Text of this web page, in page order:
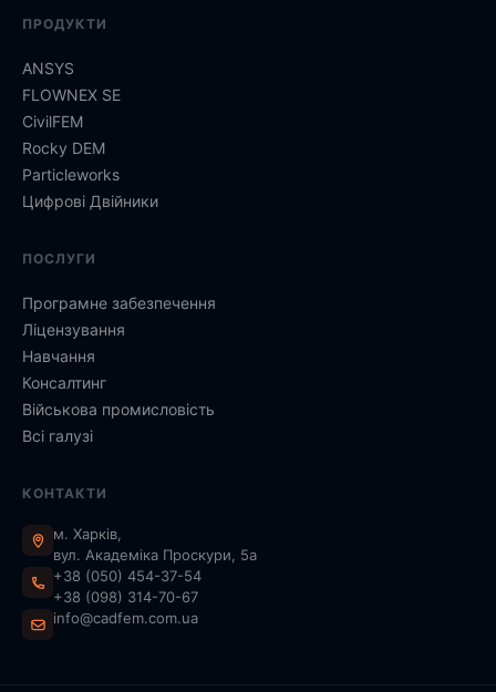
ПРОДУКТИ
ANSYS
FLOWNEX SE
CivilFEM
Rocky DEM
Particleworks
Цифрові Двійники
ПОСЛУГИ
Програмне забезпечення
Ліцензування
Навчання
Консалтинг
Військова промисловість
Всі галузі
КОНТАКТИ
м. Харків,
вул. Академіка Проскури, 5а
+38 (050) 454-37-54
+38 (098) 314-70-67
info@cadfem.com.ua